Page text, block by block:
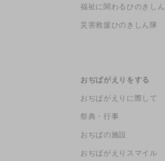
福祉に関わるひのきしん
災害救援ひのきしん隊
おぢばがえりをする
おぢばがえりに際して
祭典・行事
おぢばの施設
おぢばがえりスマイル